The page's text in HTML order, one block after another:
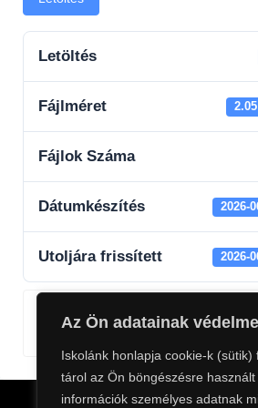
Az Ön adatainak
Iskolánk honlapja cookie-k
tárol az Ön böngészésre
információk személyes adatnak
Letöltés
Fájlméret
Fájlok Száma
Dátumkészítés 2026-
Utoljára frissített 2026-
Szemler Tamás